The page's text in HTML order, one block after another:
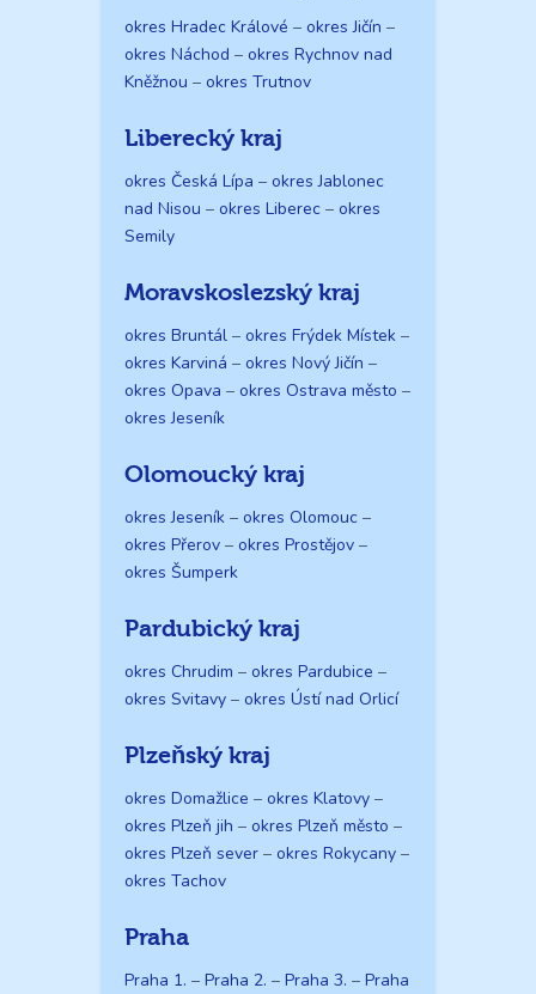
okres Hradec Králové – okres Jičín –
okres Náchod – okres Rychnov nad
Kněžnou – okres Trutnov
Liberecký kraj
okres Česká Lípa – okres Jablonec
nad Nisou – okres Liberec – okres
Semily
Moravskoslezský kraj
okres Bruntál – okres Frýdek Místek –
okres Karviná – okres Nový Jičín –
okres Opava – okres Ostrava město –
okres Jeseník
Olomoucký kraj
okres Jeseník – okres Olomouc –
okres Přerov – okres Prostějov –
okres Šumperk
Pardubický kraj
okres Chrudim – okres Pardubice –
okres Svitavy – okres Ústí nad Orlicí
Plzeňský kraj
okres Domažlice – okres Klatovy –
okres Plzeň jih – okres Plzeň město –
okres Plzeň sever – okres Rokycany –
okres Tachov
Praha
Praha 1. – Praha 2. – Praha 3. – Praha